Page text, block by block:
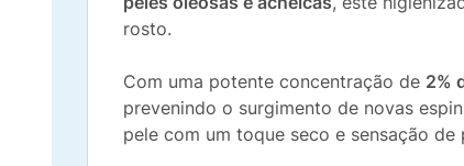
rosto.
Com uma potente concentração de 2%
prevenindo o surgimento de novas
pele com um toque seco e sensação